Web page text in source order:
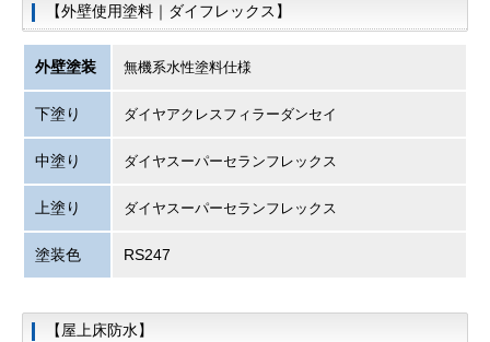
【外壁使用塗料｜ダイフレックス】
外壁塗装 無機系水性塗料仕様
下塗り ダイヤアクレスフィラーダンセイ
中塗り ダイヤスーパーセランフレックス
上塗り ダイヤスーパーセランフレックス
塗装色 RS247
【屋上床防水】